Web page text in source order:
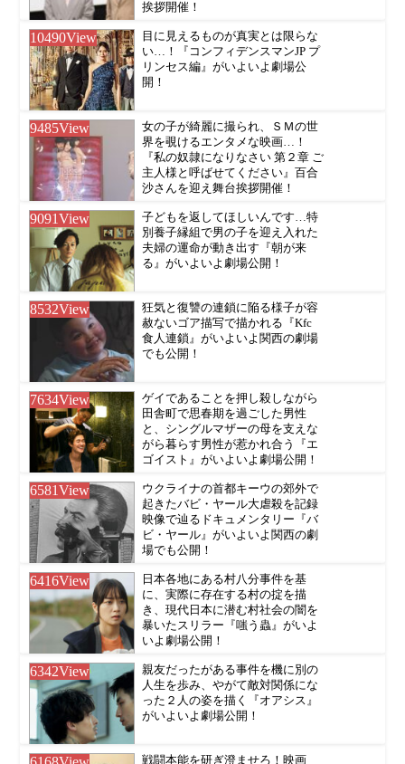
挨拶開催！
10490View
目に見えるものが真実とは限らな
い…！『コンフィデンスマンJP プ
リンセス編』がいよいよ劇場公
開！
9485View
女の子が綺麗に撮られ、ＳＭの世
界を覗けるエンタメな映画…！
『私の奴隷になりなさい 第２章 ご
主人様と呼ばせてください』百合
沙さんを迎え舞台挨拶開催！
9091View
子どもを返してほしいんです…特
別養子縁組で男の子を迎え入れた
夫婦の運命が動き出す『朝が来
る』がいよいよ劇場公開！
8532View
狂気と復讐の連鎖に陥る様子が容
赦ないゴア描写で描かれる『Kfc
食人連鎖』がいよいよ関西の劇場
でも公開！
7634View
ゲイであることを押し殺しながら
田舎町で思春期を過ごした男性
と、シングルマザーの母を支えな
がら暮らす男性が惹かれ合う『エ
ゴイスト』がいよいよ劇場公開！
6581View
ウクライナの首都キーウの郊外で
起きたバビ・ヤール大虐殺を記録
映像で辿るドキュメンタリー『バ
ビ・ヤール』がいよいよ関西の劇
場でも公開！
6416View
日本各地にある村八分事件を基
に、実際に存在する村の掟を描
き、現代日本に潜む村社会の闇を
暴いたスリラー『嗤う蟲』がいよ
いよ劇場公開！
6342View
親友だったがある事件を機に別の
人生を歩み、やがて敵対関係にな
った２人の姿を描く『オアシス』
がいよいよ劇場公開！
戦闘本能を研ぎ澄ませろ！映画